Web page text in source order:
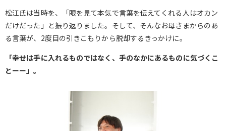
松江氏は当時を、「眼を見て本気で言葉を伝えてくれる人はオカン
だけだった」と振り返りました。そして、そんなお母さまからのあ
る言葉が、2度目の引きこもりから脱却するきっかけに。
「幸せは手に入れるものではなく、手のなかにあるものに気づくこ
とーー」。